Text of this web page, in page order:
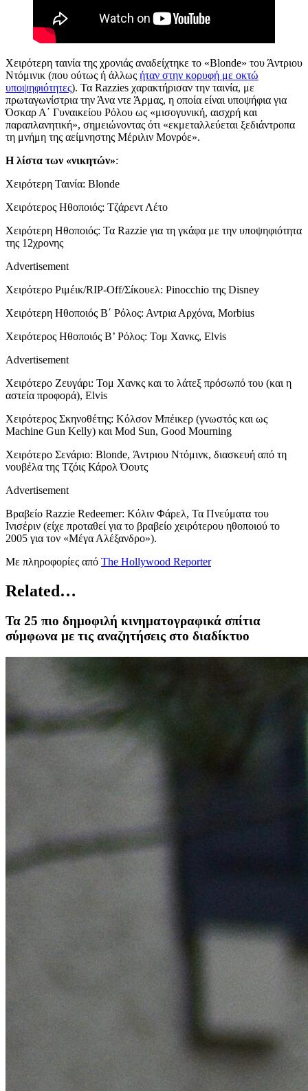
Χειρότερη ταινία της χρονιάς αναδείχτηκε το «Blonde» του Άντριου
Ντόμινικ (που ούτως ή άλλως ήταν στην κορυφή με οκτώ
υποψηφιότητες). Τα Razzies χαρακτήρισαν την ταινία, με
πρωταγωνίστρια την Άνα ντε Άρμας, η οποία είναι υποψήφια για
Όσκαρ Α΄ Γυναικείου Ρόλου ως «μισογυνική, αισχρή και
παραπλανητική», σημειώνοντας ότι «εκμεταλλεύεται ξεδιάντροπα
τη μνήμη της αείμνηστης Μέριλιν Μονρόε».
Η λίστα των «νικητών»:
Χειρότερη Ταινία: Blonde
Χειρότερος Ηθοποιός: Τζάρεντ Λέτο
Χειρότερη Ηθοποιός: Τα Razzie για τη γκάφα με την υποψηφιότητα
της 12χρονης
Advertisement
Χειρότερο Ριμέικ/RIP-Off/Σίκουελ: Pinocchio της Disney
Χειρότερη Ηθοποιός Β΄ Ρόλος: Αντρια Αρχόνα, Morbius
Χειρότερος Ηθοποιός Β’ Ρόλος: Τομ Χανκς, Elvis
Advertisement
Χειρότερο Ζευγάρι: Τομ Χανκς και το λάτεξ πρόσωπό του (και η
αστεία προφορά), Elvis
Χειρότερος Σκηνοθέτης: Κόλσον Μπέικερ (γνωστός και ως
Machine Gun Kelly) και Mod Sun, Good Mourning
Χειρότερο Σενάριο: Blonde, Άντριου Ντόμινκ, διασκευή από τη
νουβέλα της Τζόις Κάρολ Όουτς
Advertisement
Βραβείο Razzie Redeemer: Κόλιν Φάρελ, Τα Πνεύματα του
Ινισέριν (είχε προταθεί για το βραβείο χειρότερου ηθοποιού το
2005 για τον «Μέγα Αλέξανδρο»).
Με πληροφορίες από The Hollywood Reporter
Related…
Τα 25 πιο δημοφιλή κινηματογραφικά σπίτια
σύμφωνα με τις αναζητήσεις στο διαδίκτυο